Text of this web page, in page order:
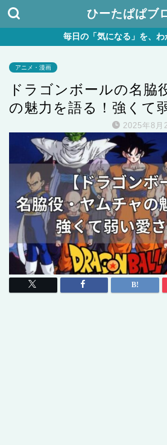
ひーたぱぱブ
毎日の「気になる」を、わ
アニメ・漫画
ドラゴンボールの名脇
の魅力を語る！強くて
2025年8月